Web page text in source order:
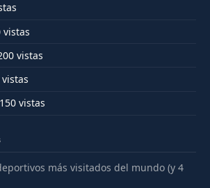
vistas
vistas
vistas
150 vistas
más visitados del mundo (y 4